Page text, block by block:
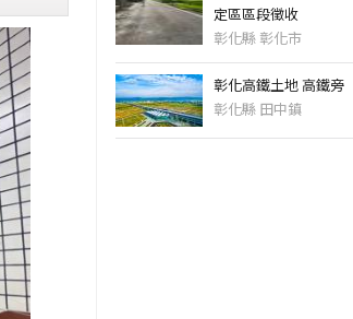
定區區段徵收
彰化縣 彰化市
彰化高鐵土地 高鐵旁
彰化縣 田中鎮